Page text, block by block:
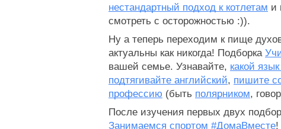
нестандартный подход к котлетам и
смотреть с осторожностью :)).
Ну а теперь переходим к пище
актуальны как никогда! Подборка
вашей семье. Узнавайте, какой
подтягивайте английский, пишите
профессию (быть полярником,
Занимаемся спортом #ДомаВместе!